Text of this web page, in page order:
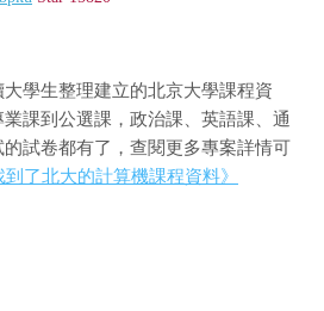
學生整理建立的北京大學課程資
課到公選課，政治課、英語課、通
試卷都有了，查閱更多專案詳情可
到了北大的計算機課程資料》